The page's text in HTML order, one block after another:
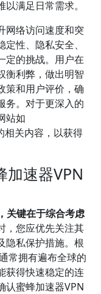
满足日常需求。
网络访问速度和突
性、隐私安全、
定的挑战。用户在
衡利弊，做出明智
策和用户评价，确
务。对于更深入的
站如
相关内容，以获得
加速器VPN
关键在于综合考虑
，您应优先关注其
隐私保护措施。根
常拥有遍布全球的
获得快速稳定的连
认蜜蜂加速器VPN